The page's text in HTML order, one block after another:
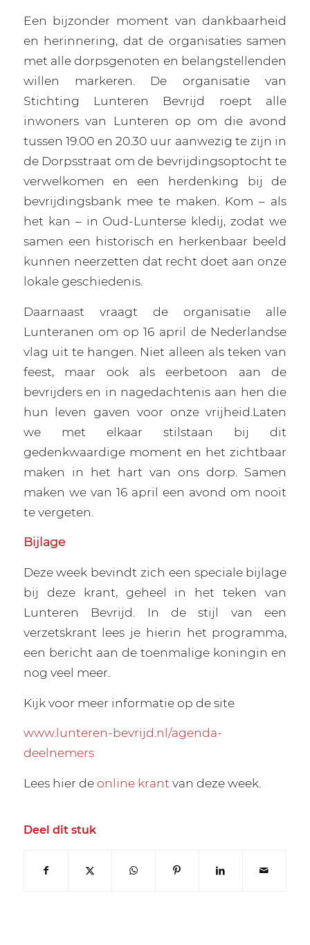
Een bijzonder moment van dankbaarheid
en herinnering, dat de organisaties samen
met alle dorpsgenoten en belangstellenden
willen markeren. De organisatie van
Stichting Lunteren Bevrijd roept alle
inwoners van Lunteren op om die avond
tussen 19.00 en 20.30 uur aanwezig te zijn in
de Dorpsstraat om de bevrijdingsoptocht te
verwelkomen en een herdenking bij de
bevrijdingsbank mee te maken. Kom – als
het kan – in Oud-Lunterse kledij, zodat we
samen een historisch en herkenbaar beeld
kunnen neerzetten dat recht doet aan onze
lokale geschiedenis.
Daarnaast vraagt de organisatie alle
Lunteranen om op 16 april de Nederlandse
vlag uit te hangen. Niet alleen als teken van
feest, maar ook als eerbetoon aan de
bevrijders en in nagedachtenis aan hen die
hun leven gaven voor onze vrijheid.Laten
we met elkaar stilstaan bij dit
gedenkwaardige moment en het zichtbaar
maken in het hart van ons dorp. Samen
maken we van 16 april een avond om nooit
te vergeten.
Bijlage
Deze week bevindt zich een speciale bijlage
bij deze krant, geheel in het teken van
Lunteren Bevrijd. In de stijl van een
verzetskrant lees je hierin het programma,
een bericht aan de toenmalige koningin en
nog veel meer.
Kijk voor meer informatie op de site
www.lunteren-bevrijd.nl/agenda-
deelnemers
Lees hier deonline krant van deze week.
Deel dit stuk